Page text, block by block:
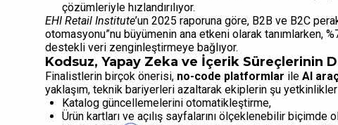
çözümleriyle hızlandırılıyor.
EHI Retail Institute’un 2025 raporuna göre, B2B ve B2C
otomasyonu”nu büyümenin ana etkeni olarak tanımlarken,
destekli veri zenginleştirmeye bağlıyor.
Kodsuz, Yapay Zeka ve İçerik Süreçlerinin
Finalistlerin birçok önerisi, no-code platformlar ile AI
yaklaşım, teknik bariyerleri azaltarak ekiplerin şu yetkinlikleri
Katalog güncellemelerini otomatikleştirme,
Ürün kartları ve açılış sayfalarını ölçeklenebilir biçimde